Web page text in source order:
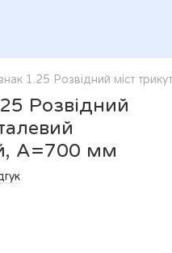
1.25 Розвідний міст
Розвідний
А=700 мм